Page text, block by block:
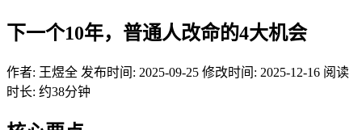
下一个10年，普通人改命的4大机会
作者: 王煜全 发布时间: 2025-09-25 修改时间: 2025-12-16 阅读
时长: 约38分钟